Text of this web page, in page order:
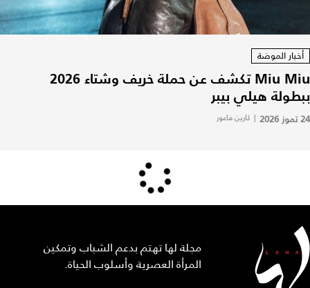
أخبار الموضة
Miu Miu تكشف عن حملة خريف وشتاء 2026
ببطولة هيلي بيبر
24 تموز 2026 | كارين فاعور
مجلة لها تهتم بدعم الشباب وتمكين
المرأة العصرية وأسلوب الحياة.